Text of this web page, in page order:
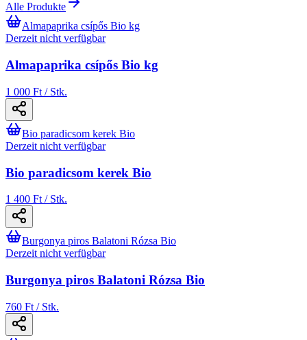
Alle Produkte
Almapaprika csípős Bio kg
Derzeit nicht verfügbar
Almapaprika csípős Bio kg
1 000 Ft / Stk.
Bio paradicsom kerek Bio
Derzeit nicht verfügbar
Bio paradicsom kerek Bio
1 400 Ft / Stk.
Burgonya piros Balatoni Rózsa Bio
Derzeit nicht verfügbar
Burgonya piros Balatoni Rózsa Bio
760 Ft / Stk.